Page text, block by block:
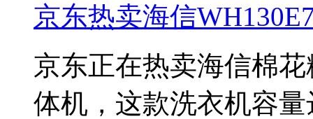
京东热卖海信
京东正在热卖海信棉
体机，这款洗衣机容